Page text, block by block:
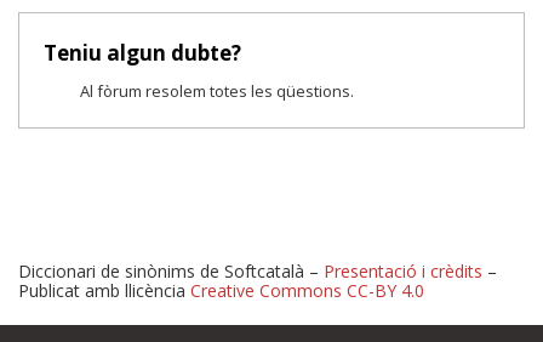
Teniu algun dubte?
Al fòrum resolem totes les qüestions.
Diccionari de sinònims de Softcatalà – Presentació i crèdits –
Publicat amb llicència Creative Commons CC-BY 4.0